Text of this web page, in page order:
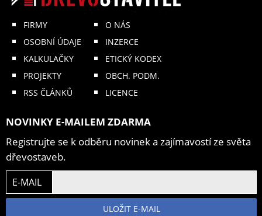
FIRMY
OSOBNÍ ÚDAJE
KALKULAČKY
PROJEKTY
RSS ČLÁNKŮ
O NÁS
INZERCE
ETICKÝ KODEX
OBCH. PODM.
LICENCE
NOVINKY E-MAILEM ZDARMA
Registrujte se k odběru novinek a zajímavostí ze světa
dřevostaveb.
E-MAIL
ULOŽIT E-MAIL